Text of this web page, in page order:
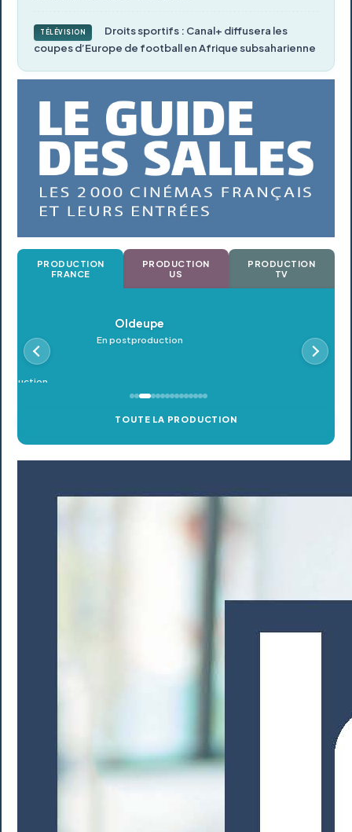
TÉLÉVISION
Droits sportifs : Canal+ diffusera les
coupes d’Europe de football en Afrique subsaharienne
PRODUCTION
FRANCE
PRODUCTION
US
PRODUCTION
TV
Oldeupe
En postproduction
TOUTE LA PRODUCTION